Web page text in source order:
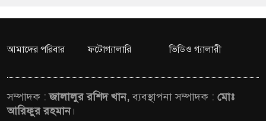
আমাদের পরিবার ফটোগ্যালারি ভিডিও গ্যালারী
সম্পাদক :জালালুর রশিদ খান,ব্যবস্থাপনা সম্পাদক : মোঃ
আরিফুর রহমান।